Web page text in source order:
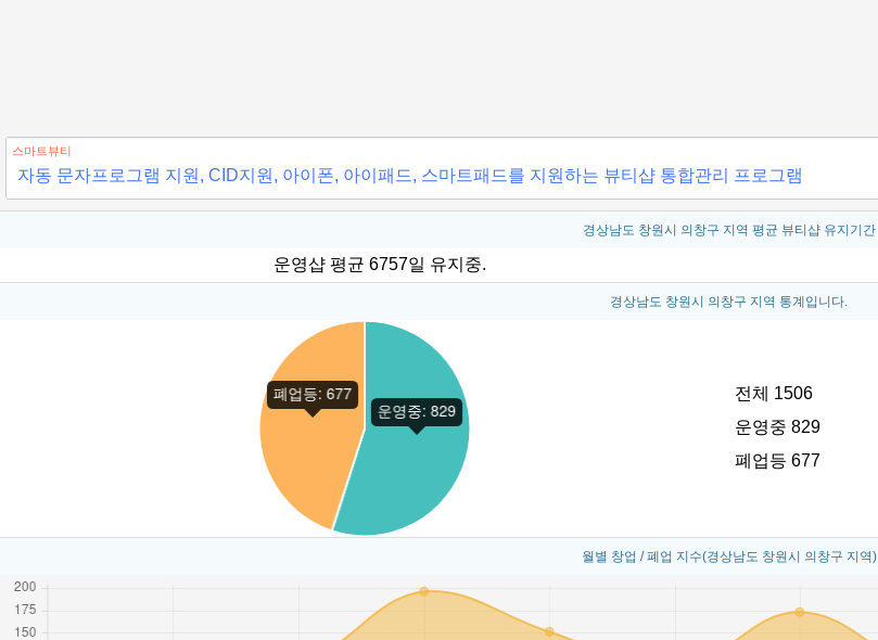
스마트뷰티
자동 문자프로그램 지원, CID지원, 아이폰, 아이패드, 스마트패드를 지원하는 뷰티샵 통합관리 프로그램
경상남도 창원시 의창구 지역 평균 뷰티샵 유지기간
운영샵 평균 6757일 유지중.
경상남도 창원시 의창구 지역 통계입니다.
전체 1506
운영중 829
폐업등 677
월별 창업 / 폐업 지수(경상남도 창원시 의창구 지역)